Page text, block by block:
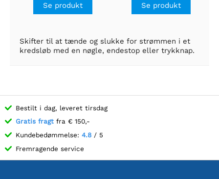
Se produkt Se produkt
Skifter til at tænde og slukke for strømmen i et
kredsløb med en nøgle, endestop eller trykknap.
Bestilt i dag, leveret tirsdag
Gratis fragt fra € 150,-
Kundebedømmelse: 4.8 / 5
Fremragende service